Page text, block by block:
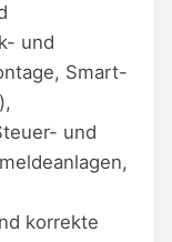
und
Smart-
und
korrekte